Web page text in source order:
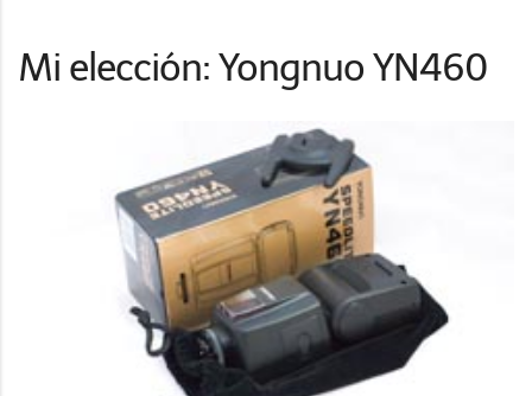
Mi elección: Yongnuo YN460